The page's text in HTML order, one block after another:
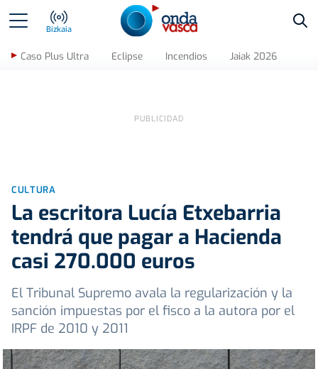
Bizkaia
Caso Plus Ultra Eclipse Incendios Jaiak 2026
CULTURA
La escritora Lucía Etxebarria
tendrá que pagar a Hacienda
casi 270.000 euros
El Tribunal Supremo avala la regularización y la
sanción impuestas por el fisco a la autora por el
IRPF de 2010 y 2011